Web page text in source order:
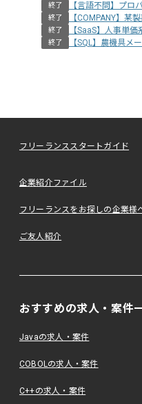
終了 【言語不問】プロ
終了 【COMPANY】某
終了 【SaaS】人事単
終了 【SQL】農機具メ
フリーランススタートガイド
企業紹介ファイル
フリーランスをお探しの企業様
ご友人紹介
おすすめの求人・案件
Javaの求人・案件
COBOLの求人・案件
C++の求人・案件